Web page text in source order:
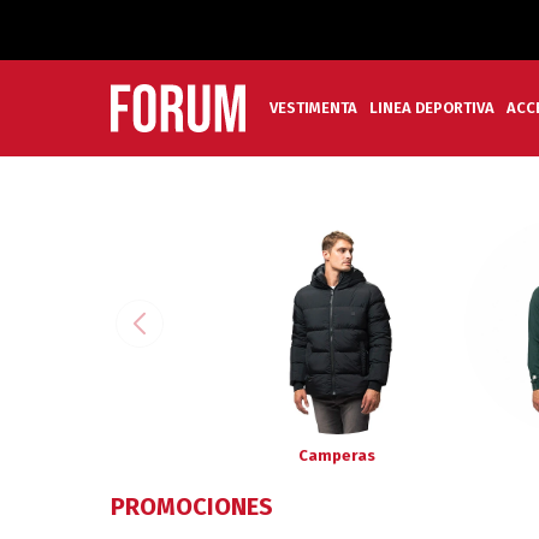
VESTIMENTA LINEA DEPORTIVA
Camperas
PROMOCIONES